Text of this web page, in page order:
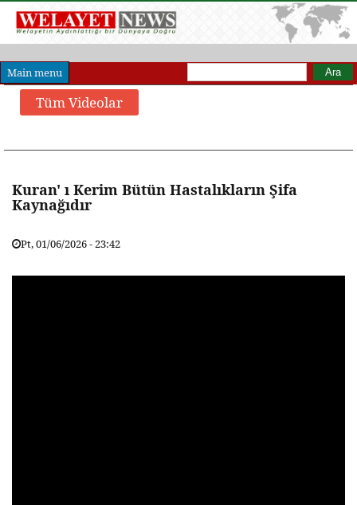
Main menu Arama formu
Ara
Tüm Videolar
Kuran' ı Kerim Bütün Hastalıkların Şifa
Kaynağıdır
Pt, 01/06/2026 - 23:42